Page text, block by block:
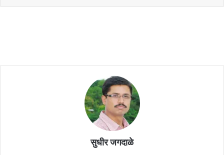
सुधीर जगदाळे